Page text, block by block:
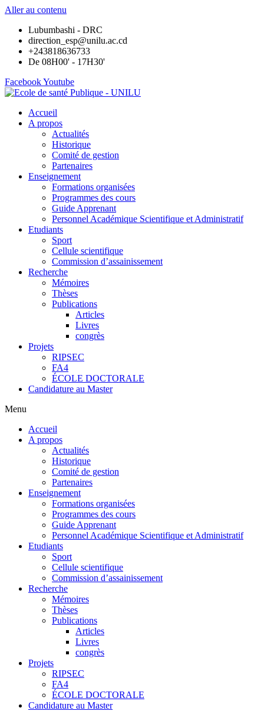
Aller au contenu
Lubumbashi - DRC
direction_esp@unilu.ac.cd
+243818636733
De 08H00' - 17H30'
FacebookYoutube
Accueil
A propos
Actualités
Historique
Comité de gestion
Partenaires
Enseignement
Formations organisées
Programmes des cours
Guide Apprenant
Personnel Académique Scientifique et Administratif
Etudiants
Sport
Cellule scientifique
Commission d’assainissement
Recherche
Mémoires
Thèses
Publications
Articles
Livres
congrès
Projets
RIPSEC
FA4
ÉCOLE DOCTORALE
Candidature au Master
Menu
Accueil
A propos
Actualités
Historique
Comité de gestion
Partenaires
Enseignement
Formations organisées
Programmes des cours
Guide Apprenant
Personnel Académique Scientifique et Administratif
Etudiants
Sport
Cellule scientifique
Commission d’assainissement
Recherche
Mémoires
Thèses
Publications
Articles
Livres
congrès
Projets
RIPSEC
FA4
ÉCOLE DOCTORALE
Candidature au Master